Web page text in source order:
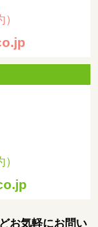
）
）
お気軽にお問い